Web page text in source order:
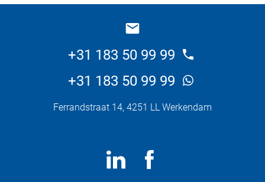
+31 183 50 99 99
+31 183 50 99 99
Ferrandstraat 14, 4251 LL Werkendam